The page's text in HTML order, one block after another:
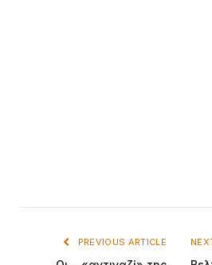
PREVIOUS ARTICLE